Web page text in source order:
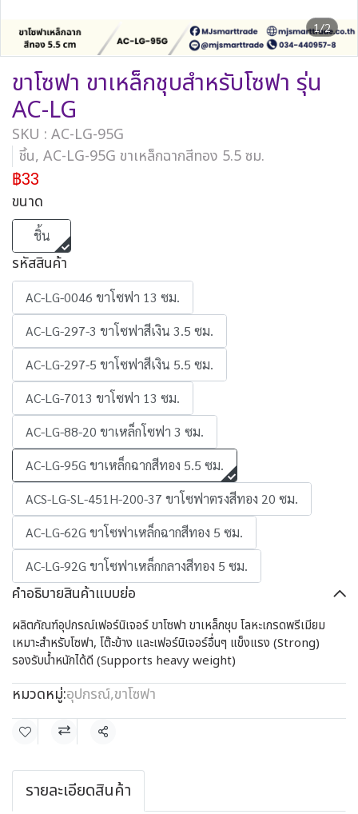
1/2
ขาโซฟา ขาเหล็กชุบสำหรับโซฟา รุ่น
AC-LG
SKU : AC-LG-95G
ชิ้น, AC-LG-95G ขาเหล็กฉากสีทอง 5.5 ซม.
฿33
ขนาด
ชิ้น
รหัสสินค้า
AC-LG-0046 ขาโซฟา 13 ซม.
AC-LG-297-3 ขาโซฟาสีเงิน 3.5 ซม.
AC-LG-297-5 ขาโซฟาสีเงิน 5.5 ซม.
AC-LG-7013 ขาโซฟา 13 ซม.
AC-LG-88-20 ขาเหล็กโซฟา 3 ซม.
AC-LG-95G ขาเหล็กฉากสีทอง 5.5 ซม.
ACS-LG-SL-451H-200-37 ขาโซฟาตรงสีทอง 20 ซม.
AC-LG-62G ขาโซฟาเหล็กฉากสีทอง 5 ซม.
AC-LG-92G ขาโซฟาเหล็กกลางสีทอง 5 ซม.
คำอธิบายสินค้าแบบย่อ
ผลิตภัณฑ์อุปกรณ์เฟอร์นิเจอร์ ขาโซฟา ขาเหล็กชุบ โลหะเกรดพรีเมียม
เหมาะสำหรับโซฟา, โต๊ะข้าง และเฟอร์นิเจอร์อื่นๆ แข็งแรง (Strong)
รองรับน้ำหนักได้ดี (Supports heavy weight)
หมวดหมู่:อุปกรณ์,ขาโซฟา
แชร์
รายละเอียดสินค้า